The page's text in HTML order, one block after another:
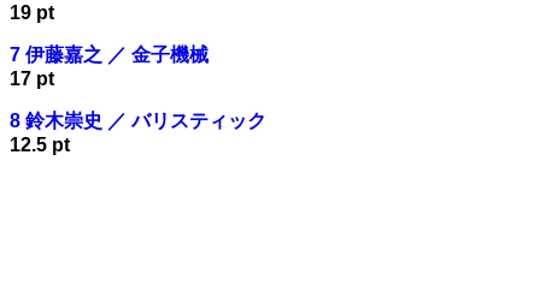
19 pt
7 伊藤嘉之 ／ 金子機械
17 pt
8 鈴木崇史 ／ バリスティック
12.5 pt